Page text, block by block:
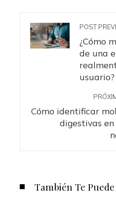
POST
¿Cómo
de una
usuario?
Cómo identificar
digestivas
También Te